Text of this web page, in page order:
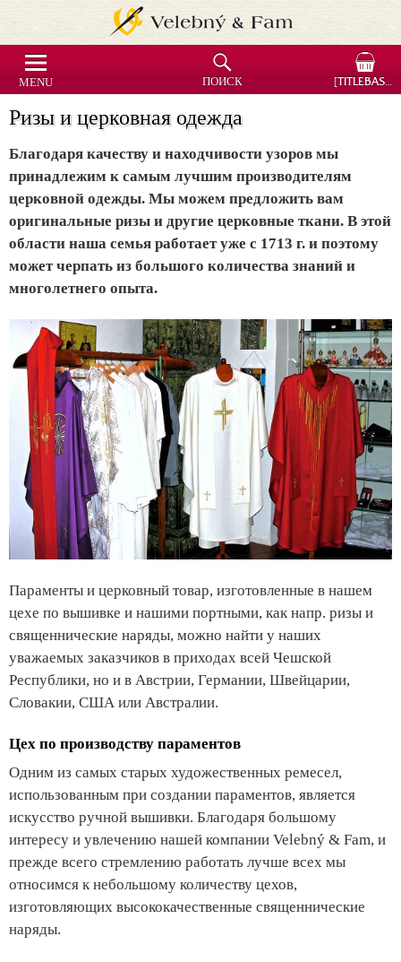
Ризы и церковная одежда
Благодаря качеству и находчивости узоров мы
принадлежим к самым лучшим производителям
церковной одежды. Мы можем предложить вам
оригинальные ризы и другие церковные ткани. В этой
области наша семья работает уже с 1713 г. и поэтому
может черпать из большого количества знаний и
многолетнего опыта.
Параменты и церковный товар, изготовленные в нашем
цехе по вышивке и нашими портными, как напр. ризы и
священнические наряды, можно найти у наших
уважаемых заказчиков в приходах всей Чешской
Республики, но и в Австрии, Германии, Швейцарии,
Словакии, США или Австралии.
Цех по производству параментов
Одним из самых старых художественных ремесел,
использованным при создании параментов, является
искусство ручной вышивки. Благодаря большому
интересу и увлечению нашей компании Velebný & Fam, и
прежде всего стремлению работать лучше всех мы
относимся к небольшому количеству цехов,
изготовляющих высококачественные священнические
наряды.
MENU ПОИСК [TITLEBASKET]